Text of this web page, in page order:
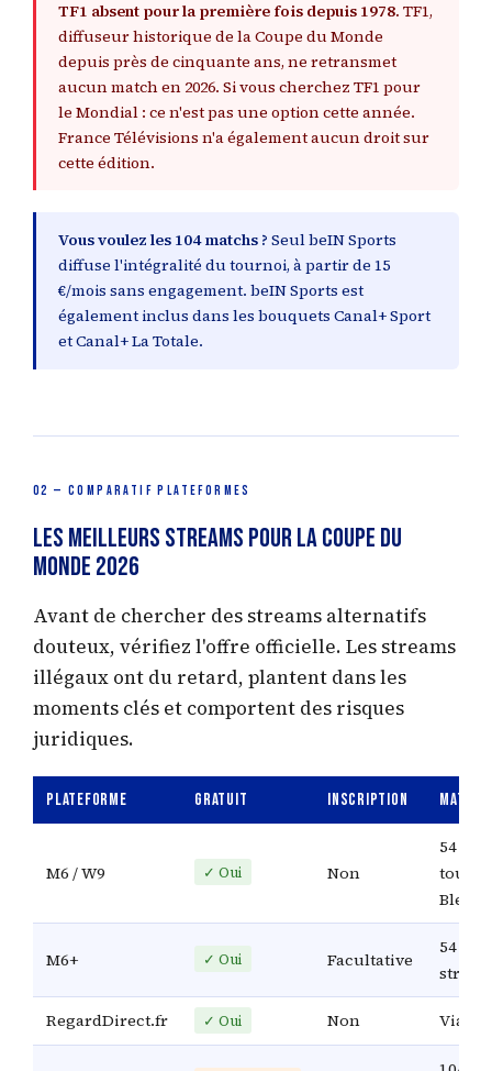
TF1 absent pour la première fois depuis 1978. TF1,
diffuseur historique de la Coupe du Monde
depuis près de cinquante ans, ne retransmet
aucun match en 2026. Si vous cherchez TF1 pour
le Mondial : ce n'est pas une option cette année.
France Télévisions n'a également aucun droit sur
cette édition.
Vous voulez les 104 matchs ? Seul beIN Sports
diffuse l'intégralité du tournoi, à partir de 15
€/mois sans engagement. beIN Sports est
également inclus dans les bouquets Canal+ Sport
et Canal+ La Totale.
02 — COMPARATIF PLATEFORMES
Les meilleurs streams pour la Coupe du
Monde 2026
Avant de chercher des streams alternatifs
douteux, vérifiez l'offre officielle. Les streams
illégaux ont du retard, plantent dans les
moments clés et comportent des risques
juridiques.
Plateforme Gratuit Inscription Matchs
M6 / W9 ✓ Oui Non
54
tous
Bleus)
M6+ ✓ Oui Facultative
54 en
RegardDirect.fr ✓ Oui Non Via M6